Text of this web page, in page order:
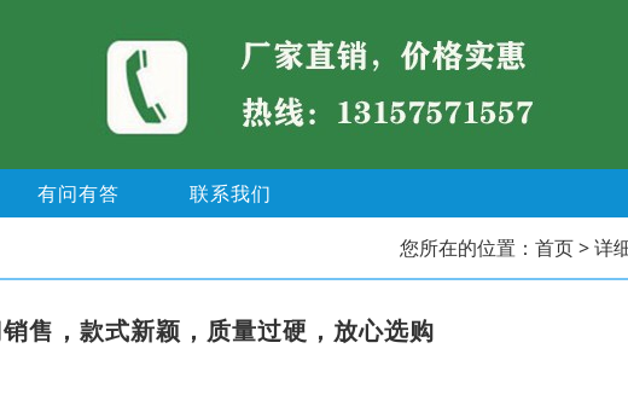
有问有答 联系我们
您所在的位置： 首页> 详
售，款式新颖，质量过硬，放心选购